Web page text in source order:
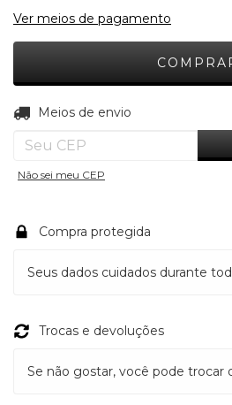
Ver meios de pagamento
Entregas para o CEP:
Meios de envio
Não sei meu CEP
Compra protegida
Seus dados cuidados durante
Trocas e devoluções
Se não gostar, você pode trocar